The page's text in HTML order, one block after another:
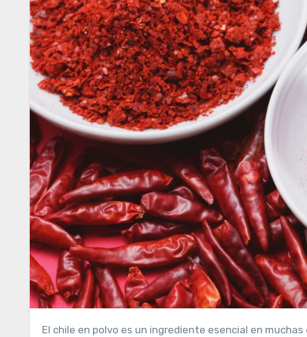
El chile en polvo es un ingrediente esencial en muchas cocinas, especialmente en la mexicana. Sin embargo, su